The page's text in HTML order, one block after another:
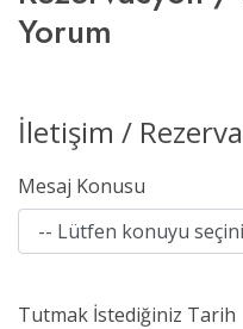
Yorum
İletişim /
Mesaj Konusu
Tutmak İstediğiniz Tarih